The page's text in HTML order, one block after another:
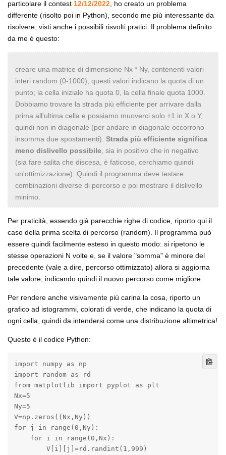
particolare il contest 12/12/2022 , ho creato un problema
differente (risolto poi in Python), secondo me più interessante da
risolvere, visti anche i possibili risvolti pratici. Il problema definito
da me è questo:
creare una matrice di dimensione Nx * Ny, contenenti valori
interi random (0-1000), questi valori indicano la quota di un
punto; la cella iniziale ha quota 0, la cella finale quota 1000.
Dobbiamo trovare la strada più efficiente per arrivare dalla
prima all'ultima cella e possiamo muoverci solo +1 in X o Y,
quindi non in diagonale (per andare in diagonale occorrono
insomma due spostamenti). Strada più efficiente significa
meno dislivello possibile , sia in positivo che in negativo
(sia fare salita che discesa, è faticoso, cerchiamo quindi
un'ottimizzazione). Quindi il programma deve testare
combinazioni diverse di percorso e poi mostrare il dislivello
minimo.
Per praticità, essendo già parecchie righe di codice, riporto qui il
caso della prima scelta di percorso (random). Il programma può
essere quindi facilmente esteso in questo modo: si ripetono le
stesse operazioni N volte e, se il valore "somma" è minore del
precedente (vale a dire, percorso ottimizzato) allora si aggiorna
tale valore, indicando quindi il nuovo percorso come migliore.
Per rendere anche visivamente più carina la cosa, riporto un
grafico ad istogrammi, colorati di verde, che indicano la quota di
ogni cella, quindi da intendersi come una distribuzione altimetrica!
Questo è il codice Python:
import numpy as np
import random as rd
from matplotlib import pyplot as plt
Nx=5
Ny=5
V=np.zeros((Nx,Ny))
for j in range(0,Ny):
    for i in range(0,Nx):
        V[i][j]=rd.randint(1,999)